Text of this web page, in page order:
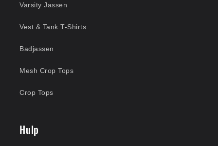
Varsity Jassen
Vest & Tank T-Shirts
Badjassen
Mesh Crop Tops
Crop Tops
Hulp